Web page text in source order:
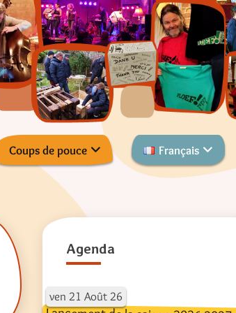
Coups de pouce Français
Agenda
ven 21 Août 26